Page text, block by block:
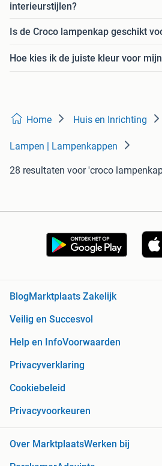
interieurstijlen?
Is de Croco lampenkap geschikt
Hoe kies ik de juiste kleur voor
Home Huis en Inrichting
Lampen | Lampenkappen
28 resultaten voor 'croco
Blog Marktplaats Zakelijk
Veilig en Succesvol
Help en InfoVoorwaarden
Privacyverklaring
Cookiebeleid
Privacyvoorkeuren
Over MarktplaatsWerken bij